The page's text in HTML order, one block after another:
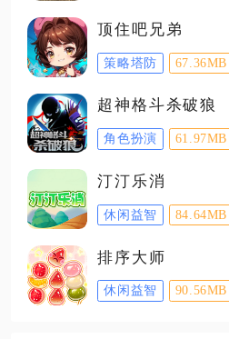
顶住吧兄弟
策略塔防 67.36MB
超神格斗杀破狼
角色扮演 61.97MB
汀汀乐消
休闲益智 84.64MB
排序大师
休闲益智 90.56MB